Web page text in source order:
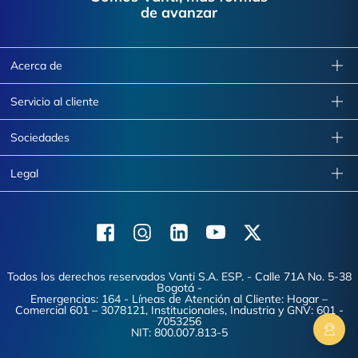
de avanzar
Acerca de
Servicio al cliente
Sociedades
Legal
FacebookInstagramLinkedinYoutubeX (Twitter)
Todos los derechos reservados Vanti S.A. ESP. - Calle 71A No. 5-38
Bogotá -
Emergencias: 164 - Líneas de Atención al Cliente: Hogar –
Comercial 601 – 3078121, Institucionales, Industria y GNV: 601 -
7053256
NIT: 800.007.813-5